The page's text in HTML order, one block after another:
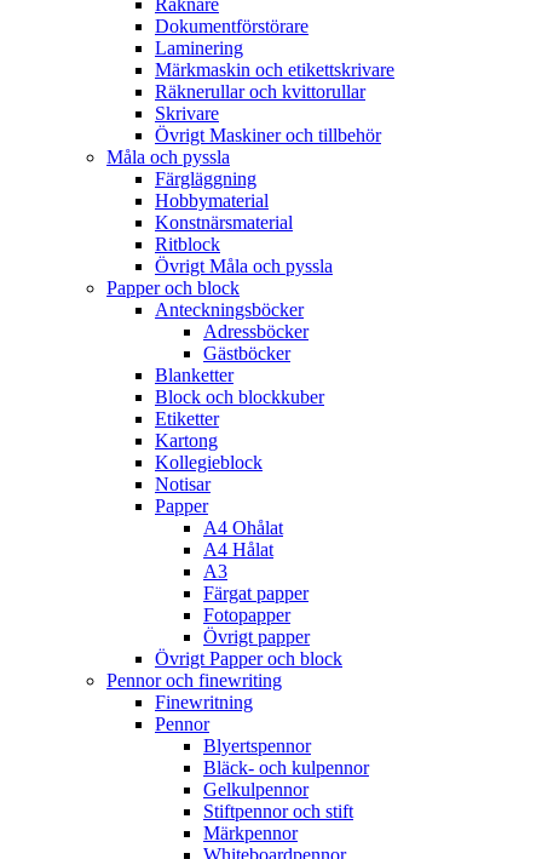
Räknare
Dokumentförstörare
Laminering
Märkmaskin och etikettskrivare
Räknerullar och kvittorullar
Skrivare
Övrigt Maskiner och tillbehör
Måla och pyssla
Färgläggning
Hobbymaterial
Konstnärsmaterial
Ritblock
Övrigt Måla och pyssla
Papper och block
Anteckningsböcker
Adressböcker
Gästböcker
Blanketter
Block och blockkuber
Etiketter
Kartong
Kollegieblock
Notisar
Papper
A4 Ohålat
A4 Hålat
A3
Färgat papper
Fotopapper
Övrigt papper
Övrigt Papper och block
Pennor och finewriting
Finewritning
Pennor
Blyertspennor
Bläck- och kulpennor
Gelkulpennor
Stiftpennor och stift
Märkpennor
Whiteboardpennor